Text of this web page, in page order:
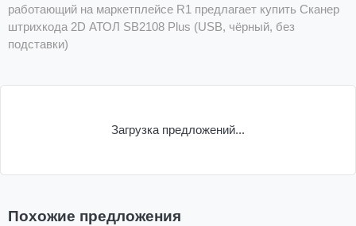
работающий на маркетплейсе R1 предлагает купить Сканер
штрихкода 2D АТОЛ SB2108 Plus (USB, чёрный, без
подставки)
Загрузка предложений...
Похожие предложения